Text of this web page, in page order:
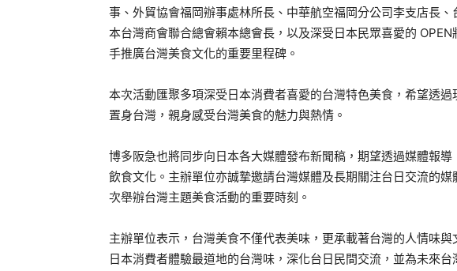
事、外貿協會福岡辦事處林所長、中華航空福岡分公司李支店長
本台灣商會聯合總會賴本總會長，以及深受日本民眾喜愛的
手推廣台灣美食文化的重要里程碑。
本次活動匯聚多項深受日本消費者喜愛的台灣特色美食，希望透
置身台灣，親身感受台灣美食的魅力與熱情。
博多阪急也將同步向日本各大媒體發布新聞稿，期望透過媒體報
飲食文化。主辦單位亦誠摯邀請台灣媒體及長期關注台日交流的
次舉辦台灣主題美食活動的重要時刻。
主辦單位表示，台灣美食不僅代表美味，更承載著台灣的人情味
日本消費者體驗最道地的台灣味，深化台日民間交流，並為未來